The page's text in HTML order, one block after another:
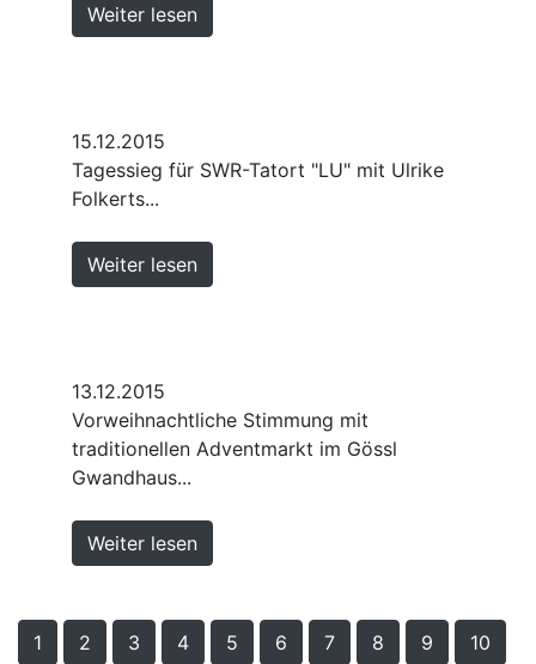
Weiter lesen
15.12.2015
Tagessieg für SWR-Tatort "LU" mit Ulrike
Folkerts...
Weiter lesen
13.12.2015
Vorweihnachtliche Stimmung mit
traditionellen Adventmarkt im Gössl
Gwandhaus...
Weiter lesen
1 2 3 4 5 6 7 8 9 10